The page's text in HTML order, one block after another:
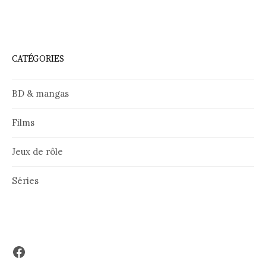
CATÉGORIES
BD & mangas
Films
Jeux de rôle
Séries
Facebook